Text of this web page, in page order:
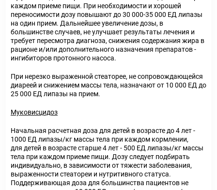
каждом приеме пищи. При необходимости и хорошей
переносимости дозу повышают до 30 000-35 000 ЕД липазы
на один прием. Дальнейшее увеличение дозы, в
большинстве случаев, не улучшает результаты лечения и
требует пересмотра диагноза, снижения содержания жира в
рационе и/или дополнительного назначения препаратов -
ингибиторов протонного насоса.
При нерезко выраженной стеаторее, не сопровождающейся
диареей и снижением массы тела, назначают от 10 000 ЕД до
25 000 ЕД липазы на прием.
Муковисцидоз
Начальная расчетная доза для детей в возрасте до 4 лет -
1000 ЕД липазы/кг массы тела при каждом кормлении,
для детей в возрасте старше 4 лет - 500 ЕД липазы/кг массы
тела при каждом приеме пищи. Дозу следует подбирать
индивидуально, в зависимости от тяжести заболевания,
выраженности стеатореи и нутритивного статуса.
Поддерживающая доза для большинства пациентов не